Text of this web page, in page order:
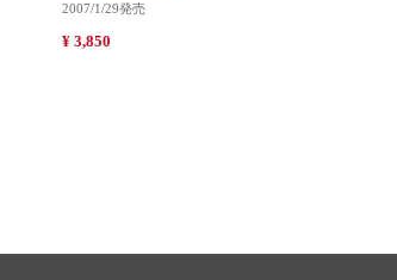
2007/1/29発売
¥ 3,850